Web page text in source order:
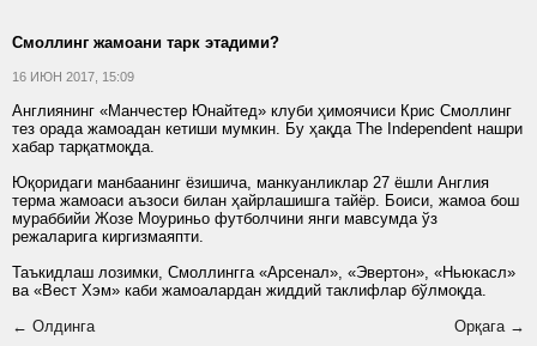
Смоллинг жамоани тарк этадими?
16 ИЮН 2017, 15:09
Англиянинг «Манчестер Юнайтед» клуби ҳимоячиси Крис Смоллинг
тез орада жамоадан кетиши мумкин. Бу ҳақда The Independent нашри
хабар тарқатмоқда.
Юқоридаги манбаанинг ёзишича, манкуанликлар 27 ёшли Англия
терма жамоаси аъзоси билан ҳайрлашишга тайёр. Боиси, жамоа бош
мураббийи Жозе Моуриньо футболчини янги мавсумда ўз
режаларига киргизмаяпти.
Таъкидлаш лозимки, Смоллингга «Арсенал», «Эвертон», «Ньюкасл»
ва «Вест Хэм» каби жамоалардан жиддий таклифлар бўлмоқда.
← Олдинга
Орқага →